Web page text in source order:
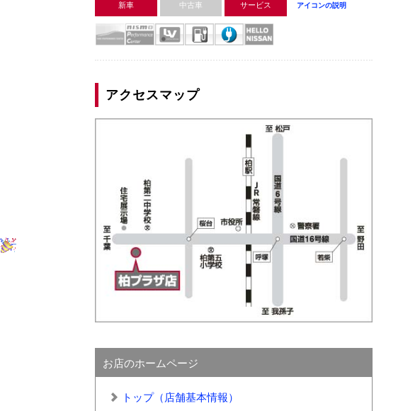
新車 中古車 サービス アイコンの説明
アクセスマップ
お店のホームページ
トップ（店舗基本情報）